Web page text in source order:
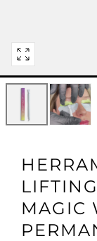
Abrir
multimedia
0
en
modal
MAGIC